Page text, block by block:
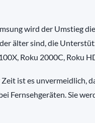
wird der Umstieg
älter sind, die
Roku 2000C, Roku
ist es unvermeidlich,
Fernsehgeräten. Sie